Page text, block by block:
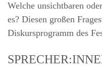
Welche unsichtbaren
es? Diesen großen
Diskursprogramm des